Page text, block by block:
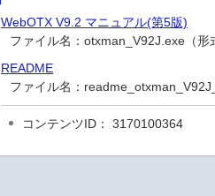
WebOTX V9.2 マニュアル(第5版)
ファイル名：otxman_V92J.exe（
README
ファイル名：
コンテンツID： 3170100364